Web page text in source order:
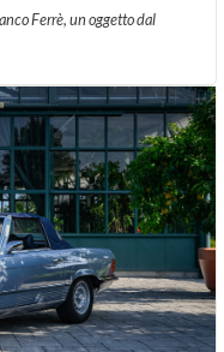
Ferrè, un oggetto dal